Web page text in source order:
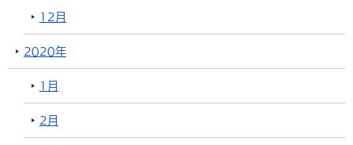
12月
2020年
1月
2月